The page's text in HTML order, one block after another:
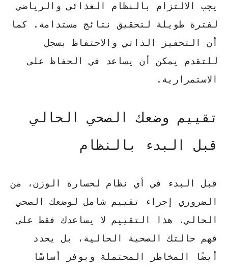
يجب الالتزام بالنظام الغذائي والرياضي
لفترة طويلة لتحقيق نتائج مستدامة. كما
أن التحفيز الذاتي والاحتفاظ بسجل
للتقدم يمكن أن يساعد في الحفاظ على
الاستمرارية.
تقييم وضعك الصحي الحالي
قبل البدء بالنظام
قبل البدء في أي نظام لخسارة الوزن، من
الضروري إجراء تقييم شامل لوضعك الصحي
الحالي. هذا التقييم لا يساعدك فقط على
فهم حالتك الصحية الحالية، بل يحدد
أيضًا المخاطر المحتملة ويوفر أساسًا